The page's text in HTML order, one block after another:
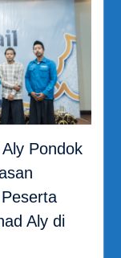
Pondok
Aly di